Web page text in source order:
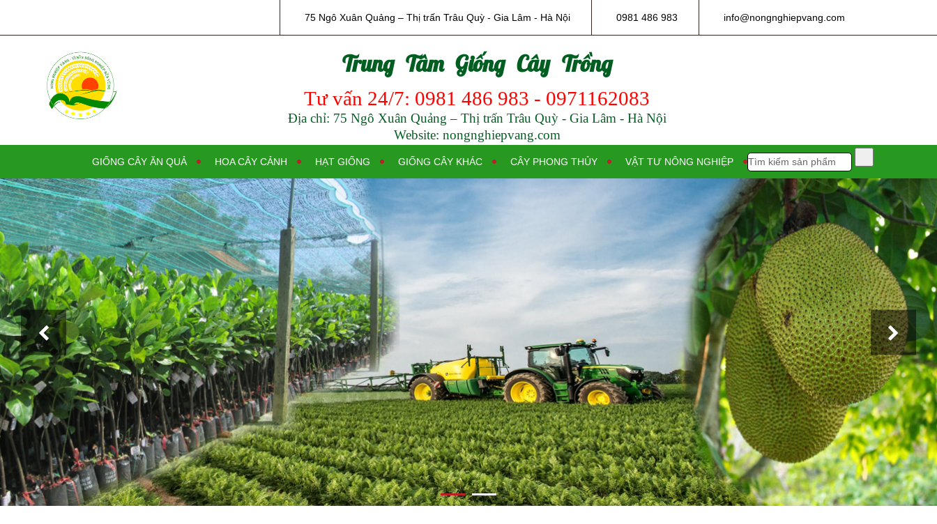
75 Ngô Xuân Quảng – Thị trấn Trâu Quỳ - Gia Lâm - Hà Nội 0981 486 983 info@nongnghiepvang.com
Trung Tâm Giống Cây Trồng
Tư vấn 24/7: 0981 486 983 - 0971162083
Địa chỉ: 75 Ngô Xuân Quảng – Thị trấn Trâu Quỳ - Gia Lâm - Hà Nội
Website: nongnghiepvang.com
GIỐNG CÂY ĂN QUẢ HOA CÂY CẢNH HẠT GIỐNG GIỐNG CÂY KHÁC CÂY PHONG THỦY VẬT TƯ NÔNG NGHIỆP